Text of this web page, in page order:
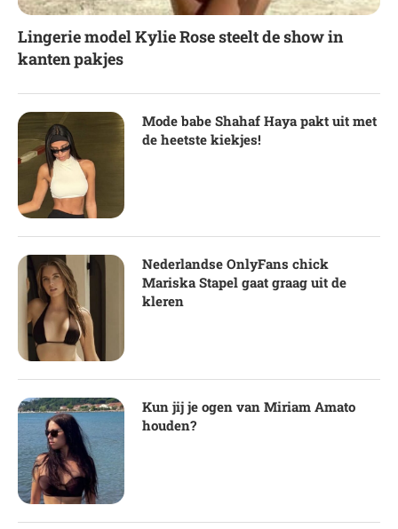
Lingerie model Kylie Rose steelt de show in
kanten pakjes
Mode babe Shahaf Haya pakt uit met
de heetste kiekjes!
Nederlandse OnlyFans chick
Mariska Stapel gaat graag uit de
kleren
Kun jij je ogen van Miriam Amato
houden?